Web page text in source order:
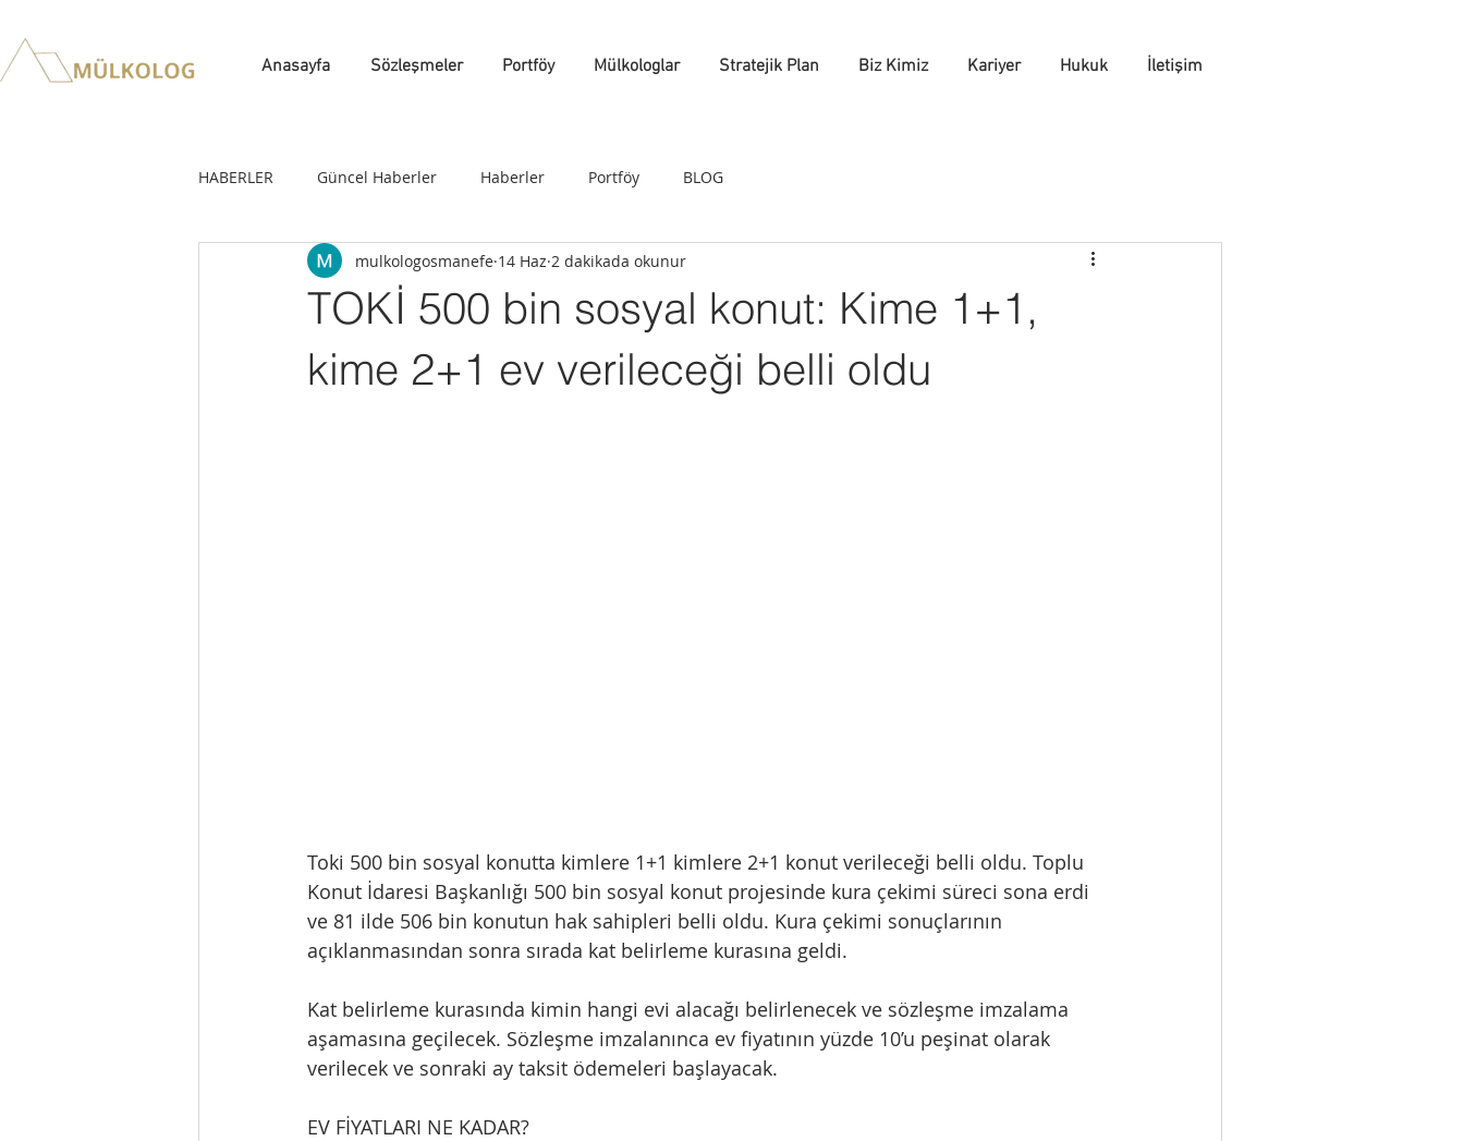
Anasayfa Sözleşmeler Portföy Mülkologlar Stratejik Plan Biz Kimiz Kariyer Hukuk İletişim
HABERLER Güncel Haberler Haberler Portföy BLOG
TOKİ 500 bin sosyal konut: Kime 1+1,
kime 2+1 ev verileceği belli oldu
mulkologosmanefe 14 Haz 2 dakikada okunur
Toki 500 bin sosyal konutta kimlere 1+1 kimlere 2+1 konut verileceği belli oldu. Toplu
Konut İdaresi Başkanlığı 500 bin sosyal konut projesinde kura çekimi süreci sona erdi
ve 81 ilde 506 bin konutun hak sahipleri belli oldu. Kura çekimi sonuçlarının
açıklanmasından sonra sırada kat belirleme kurasına geldi.
Kat belirleme kurasında kimin hangi evi alacağı belirlenecek ve sözleşme imzalama
aşamasına geçilecek. Sözleşme imzalanınca ev fiyatının yüzde 10’u peşinat olarak
verilecek ve sonraki ay taksit ödemeleri başlayacak.
EV FİYATLARI NE KADAR?